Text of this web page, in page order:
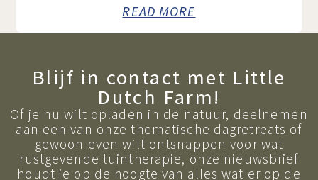
READ MORE
Blijf in contact met Little
Dutch Farm!
Of je nu wilt opladen in de natuur, deelnemen
aan een van onze thematische dagretreats of
gewoon even wilt ontsnappen voor wat
rustgevende tuintherapie, onze nieuwsbrief
houdt je op de hoogte van alles wat er op de